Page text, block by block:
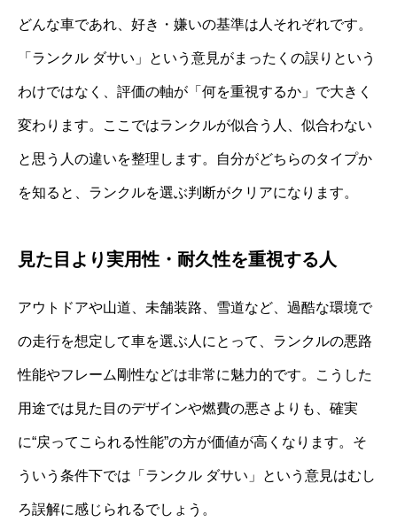
どんな車であれ、好き・嫌いの基準は人それぞれです。
「ランクル ダサい」という意見がまったくの誤りという
わけではなく、評価の軸が「何を重視するか」で大きく
変わります。ここではランクルが似合う人、似合わない
と思う人の違いを整理します。自分がどちらのタイプか
を知ると、ランクルを選ぶ判断がクリアになります。
見た目より実用性・耐久性を重視する人
アウトドアや山道、未舗装路、雪道など、過酷な環境で
の走行を想定して車を選ぶ人にとって、ランクルの悪路
性能やフレーム剛性などは非常に魅力的です。こうした
用途では見た目のデザインや燃費の悪さよりも、確実
に“戻ってこられる性能”の方が価値が高くなります。そ
ういう条件下では「ランクル ダサい」という意見はむし
ろ誤解に感じられるでしょう。